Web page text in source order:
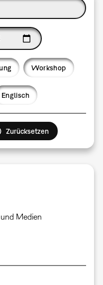
Workshop
Englisch
Medien